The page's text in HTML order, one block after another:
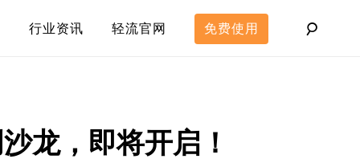
行业资讯 轻流官网 免费使用
龙，即将开启！